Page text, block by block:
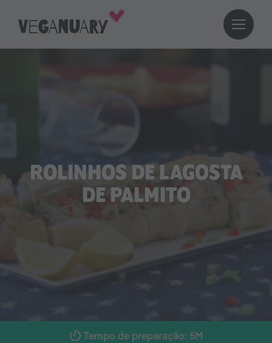
ROLINHOS DE LAGOSTA
DE PALMITO
Tempo de preparação: 5M